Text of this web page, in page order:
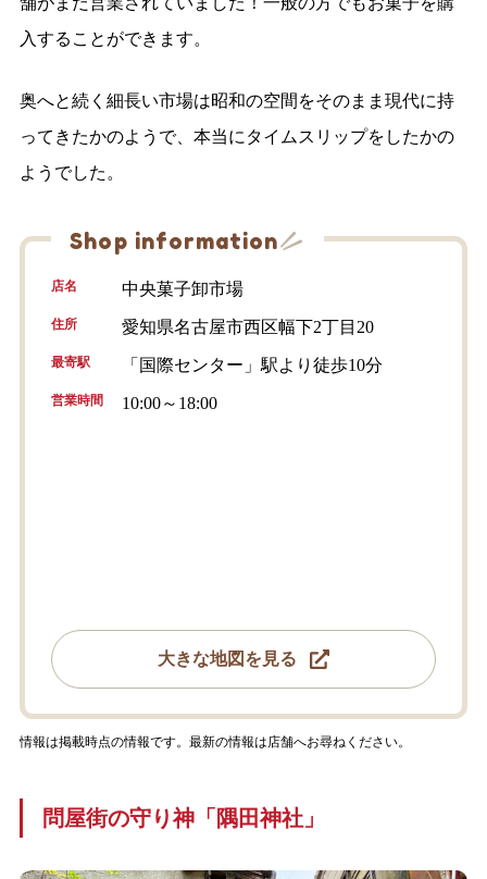
入することができます。
奥へと続く細長い市場は昭和の空間をそのまま現代に持
ってきたかのようで、本当にタイムスリップをしたかの
ようでした。
Shop information
店名 中央菓子卸市場
住所 愛知県名古屋市西区幅下2丁目20
最寄駅 「国際センター」駅より徒歩10分
営業時間 10:00～18:00
大きな地図を見る
情報は掲載時点の情報です。最新の情報は店舗へお尋ねください。
問屋街の守り神「隅田神社」